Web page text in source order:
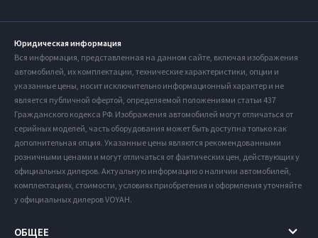
Юридическая информация
Вся информация, представленная на данном сайте, включая изображения
автомобилей, их комплектации, технические характеристики, опции и
указанные цены, носит исключительно информационный характер и не
является публичной офертой, определяемой положениями статьи 437
Гражданского кодекса РФ. Изображения автомобилей могут отличаться от
серийных моделей, часть оборудования может быть доступна только как
дополнительная опция. Указанные цены являются рекомендованными
розничными ценами и могут отличаться от фактических цен, действующих у
официальных дилеров. Актуальную информацию о наличии автомобилей,
комплектациях, стоимости, условиях приобретения и оформления уточняйте
у официальных дилеров VOYAH.
ОБЩЕЕ